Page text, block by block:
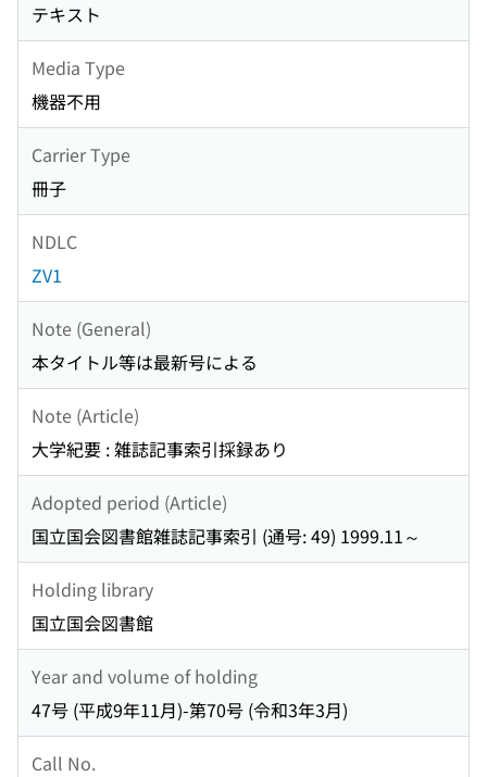
テキスト
Media Type
機器不用
Carrier Type
冊子
NDLC
ZV1
Note (General)
本タイトル等は最新号による
Note (Article)
大学紀要 : 雑誌記事索引採録あり
Adopted period (Article)
国立国会図書館雑誌記事索引 (通号: 49) 1999.11～
Holding library
国立国会図書館
Year and volume of holding
47号 (平成9年11月)-第70号 (令和3年3月)
Call No.